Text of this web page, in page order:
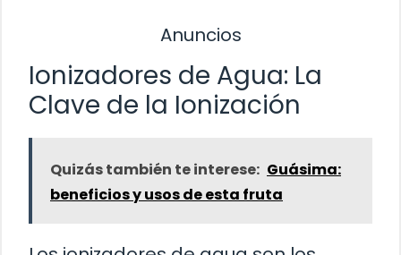
Anuncios
Ionizadores de Agua: La
Clave de la Ionización
Quizás también te interese: Guásima:
beneficios y usos de esta fruta